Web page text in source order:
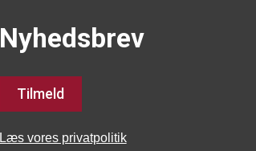
Nyhedsbrev
Tilmeld
Læs vores privatpolitik